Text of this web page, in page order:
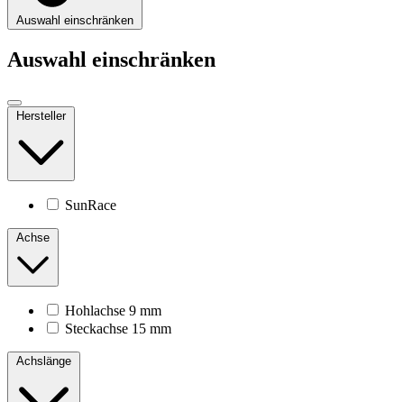
Auswahl einschränken
Auswahl einschränken
Hersteller
SunRace
Achse
Hohlachse 9 mm
Steckachse 15 mm
Achslänge